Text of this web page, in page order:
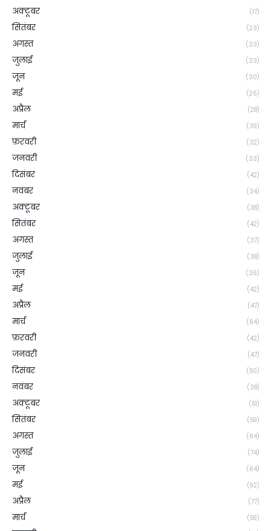
अक्टूबर
(17)
सितंबर (23)
अगस्त (33)
जुलाई (33)
जून (30)
मई (26)
अप्रैल (28)
मार्च (39)
फ़रवरी (32)
जनवरी (33)
दिसंबर (42)
नवंबर (34)
अक्टूबर (38)
सितंबर (42)
अगस्त (37)
जुलाई (38)
जून (36)
मई (42)
अप्रैल (47)
मार्च (64)
फ़रवरी (42)
जनवरी (47)
दिसंबर (50)
नवंबर (38)
अक्टूबर (51)
सितंबर (59)
अगस्त (64)
जुलाई (74)
जून (64)
मई (92)
अप्रैल (77)
मार्च (59)